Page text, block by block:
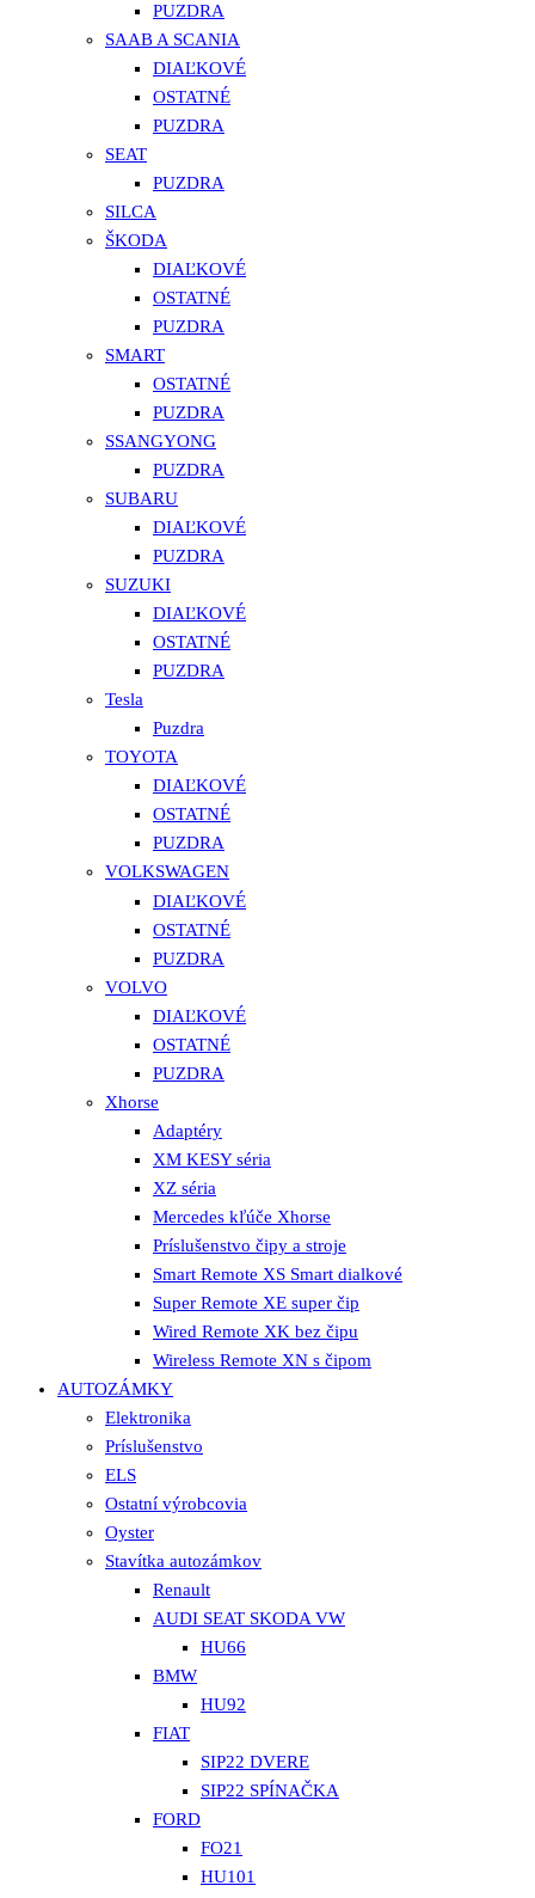
PUZDRA
SAAB A SCANIA
DIAĽKOVÉ
OSTATNÉ
PUZDRA
SEAT
PUZDRA
SILCA
ŠKODA
DIAĽKOVÉ
OSTATNÉ
PUZDRA
SMART
OSTATNÉ
PUZDRA
SSANGYONG
PUZDRA
SUBARU
DIAĽKOVÉ
PUZDRA
SUZUKI
DIAĽKOVÉ
OSTATNÉ
PUZDRA
Tesla
Puzdra
TOYOTA
DIAĽKOVÉ
OSTATNÉ
PUZDRA
VOLKSWAGEN
DIAĽKOVÉ
OSTATNÉ
PUZDRA
VOLVO
DIAĽKOVÉ
OSTATNÉ
PUZDRA
Xhorse
Adaptéry
XM KESY séria
XZ séria
Mercedes kľúče Xhorse
Príslušenstvo čipy a stroje
Smart Remote XS Smart dialkové
Super Remote XE super čip
Wired Remote XK bez čipu
Wireless Remote XN s čipom
AUTOZÁMKY
Elektronika
Príslušenstvo
ELS
Ostatní výrobcovia
Oyster
Stavítka autozámkov
Renault
AUDI SEAT SKODA VW
HU66
BMW
HU92
FIAT
SIP22 DVERE
SIP22 SPÍNAČKA
FORD
FO21
HU101